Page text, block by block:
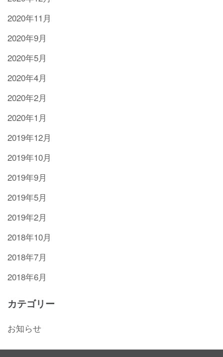
2020年11月
2020年9月
2020年5月
2020年4月
2020年2月
2020年1月
2019年12月
2019年10月
2019年9月
2019年5月
2019年2月
2018年10月
2018年7月
2018年6月
カテゴリー
お知らせ